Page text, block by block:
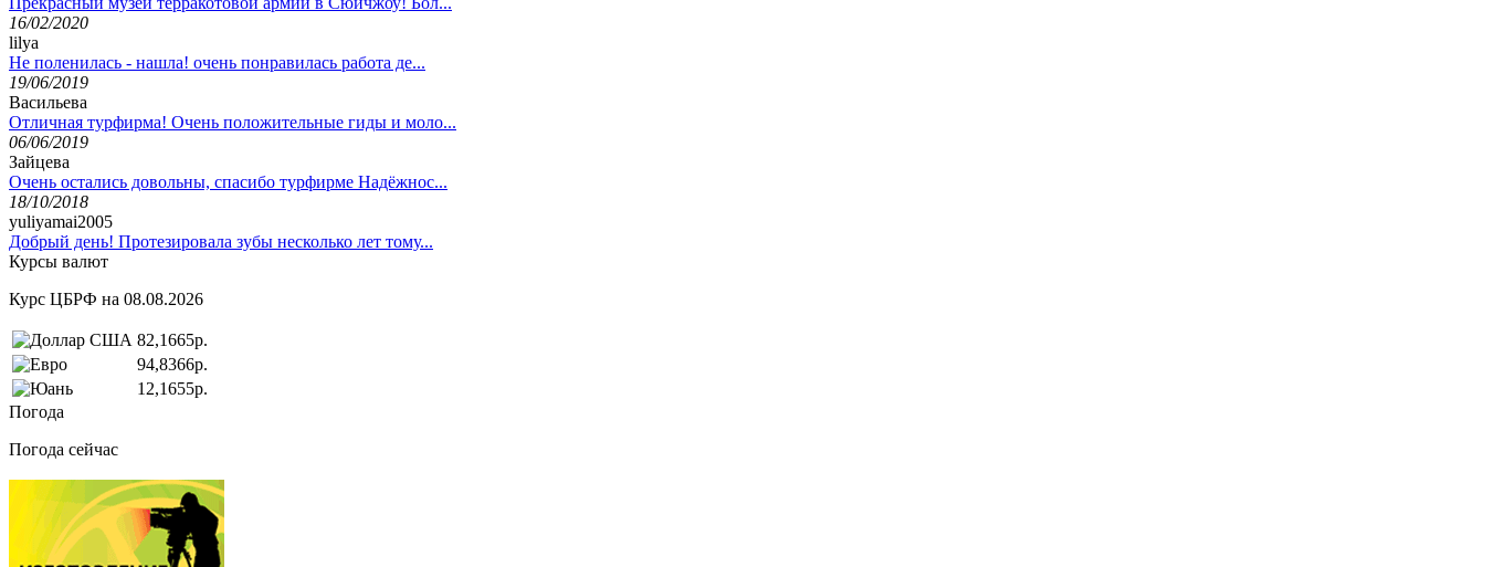
16/02/2020
lilya
Не поленилась - нашла! очень понравилась работа де...
19/06/2019
Васильева
Отличная турфирма! Очень положительные гиды и моло...
06/06/2019
Зайцева
Очень остались довольны, спасибо турфирме Надёжнос...
18/10/2018
yuliyamai2005
Добрый день! Протезировала зубы несколько лет тому...
Курсы валют
Курс ЦБРФ на 08.08.2026
82,1665р.
94,8366р.
12,1655р.
Погода
Погода сейчас